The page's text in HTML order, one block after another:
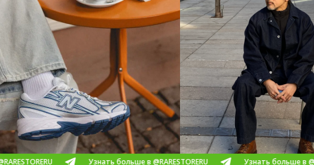
Узнать больше в @RARESTORERU Узнать больше в